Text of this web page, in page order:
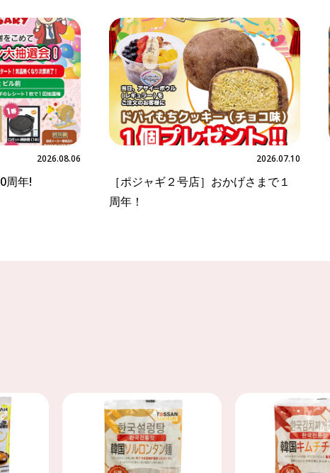
2026.08.06
周年!
2026.07.10
［ポジャギ２号店］おかげさまで１
周年！